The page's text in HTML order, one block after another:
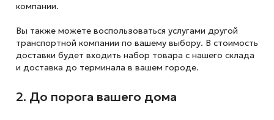
компании.
Вы также можете воспользоваться услугами другой
транспортной компании по вашему выбору. В стоимость
доставки будет входить набор товара с нашего склада
и доставка до терминала в вашем городе.
2. До порога вашего дома